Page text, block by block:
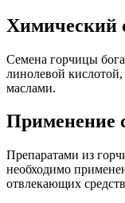
Химический
Семена горчицы
линолевой
маслами.
Применение
Препаратами из
необходимо
отвлекающих